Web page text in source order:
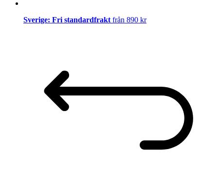
Sverige: Fri standardfrakt från 890 kr